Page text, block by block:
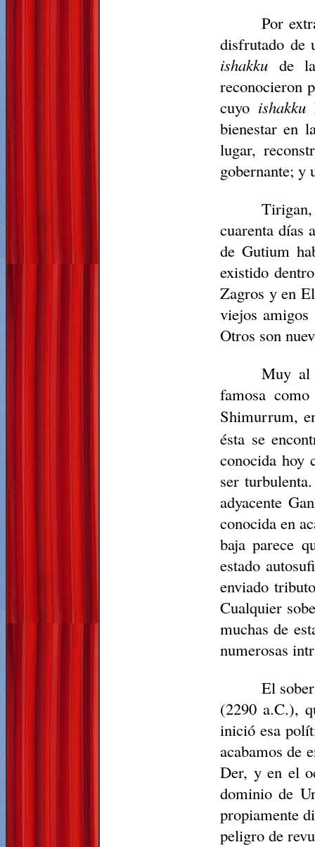
Por
disfrutado de
ishakkude
reconocieron
cuyo ishakku
bienestar en
lugar,
gobernante; y
cuarenta días
de Gutium
existido
Zagros y en
viejos amigos
Otros son
Muy al
famosa
Shimurrum,
ésta se
conocida hoy
ser
adyacente
conocida en
baja parece
estado
enviado
Cualquier
muchas de
numerosas
El
(2290 a.C.),
inició esa
acabamos de
Der, y en el
dominio de
propiamente
peligro de